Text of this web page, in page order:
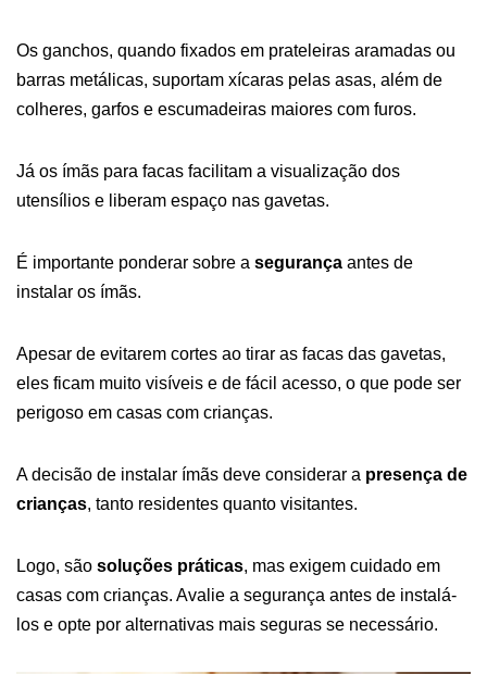
Os ganchos, quando fixados em prateleiras aramadas ou
barras metálicas, suportam xícaras pelas asas, além de
colheres, garfos e escumadeiras maiores com furos.
Já os ímãs para facas facilitam a visualização dos
utensílios e liberam espaço nas gavetas.
É importante ponderar sobre a segurança antes de
instalar os ímãs.
Apesar de evitarem cortes ao tirar as facas das gavetas,
eles ficam muito visíveis e de fácil acesso, o que pode ser
perigoso em casas com crianças.
A decisão de instalar ímãs deve considerar a presença de
crianças, tanto residentes quanto visitantes.
Logo, são soluções práticas, mas exigem cuidado em
casas com crianças. Avalie a segurança antes de instalá-
los e opte por alternativas mais seguras se necessário.